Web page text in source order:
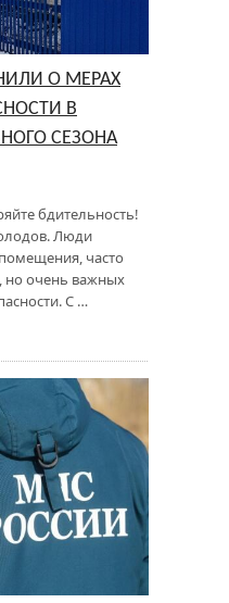
О МЕРАХ
В
СЕЗОНА
бдительность!
Люди
часто
но очень важных
С …